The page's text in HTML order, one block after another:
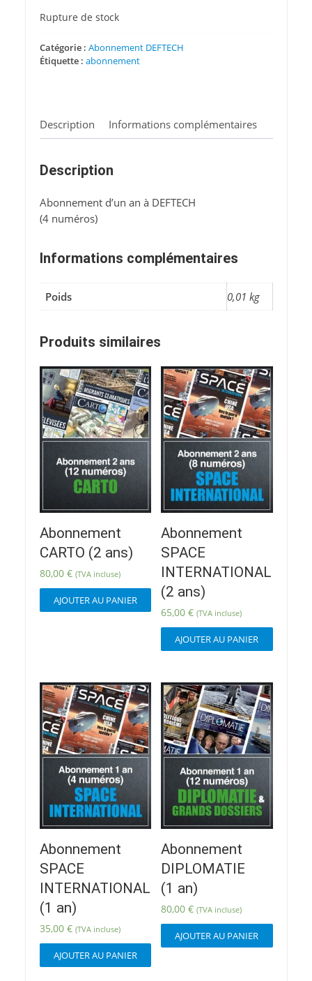
Rupture de stock
Catégorie : Abonnement DEFTECH
Étiquette : abonnement
Description Informations complémentaires
Description
Abonnement d’un an à DEFTECH
(4 numéros)
Informations complémentaires
Poids 0,01 kg
Produits similaires
Abonnement
CARTO (2 ans)
80,00 € (TVA incluse)
AJOUTER AU PANIER
Abonnement
SPACE
INTERNATIONAL
(2 ans)
65,00 € (TVA incluse)
AJOUTER AU PANIER
Abonnement
SPACE
INTERNATIONAL
(1 an)
35,00 € (TVA incluse)
AJOUTER AU PANIER
Abonnement
DIPLOMATIE
(1 an)
80,00 € (TVA incluse)
AJOUTER AU PANIER